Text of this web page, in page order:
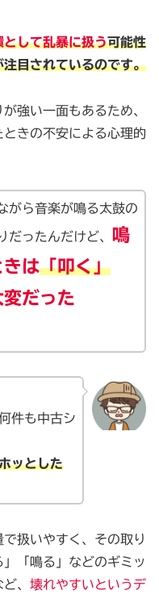
して乱暴に扱う可能性
目されているのです。
強い一面もあるため、
きの不安による心理的
がら音楽が鳴る太鼓の
だったんだけど、
鳴
きは「叩く」
だった
件も中古シ
ッとした
扱いやすく、その取り
「鳴る」などのギミッ
、 壊れやすいというデ